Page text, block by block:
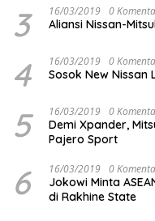
3 16/03/2019 0
Aliansi Nissan-
4 16/03/2019 0
Sosok New Nissan
5 16/03/2019 0
Demi Xpander,
Pajero Sport
6 16/03/2019 0
Jokowi Minta
di Rakhine State